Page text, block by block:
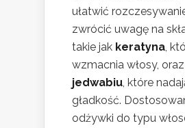
ułatwić
zwrócić uwagę na
takie jak keratyna ,
wzmacnia włosy, oraz
jedwabiu , które
gładkość.
odżywki do typu